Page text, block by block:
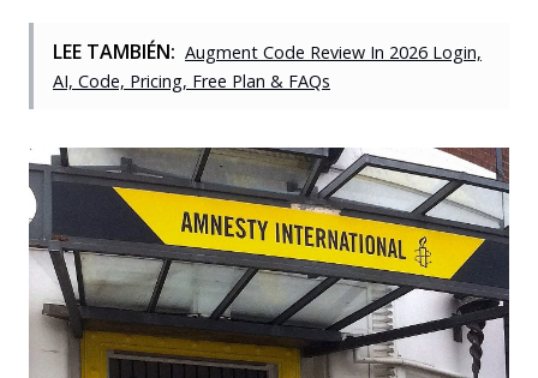
LEE TAMBIÉN: Augment Code Review In 2026 Login,
AI, Code, Pricing, Free Plan & FAQs